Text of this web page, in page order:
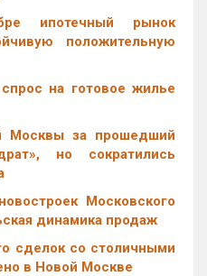
ипотечный рынок
положительную
на готовое жилье
Москвы за прошедший
но сократились
Московского
динамика продаж
сделок со столичными
в Новой Москве